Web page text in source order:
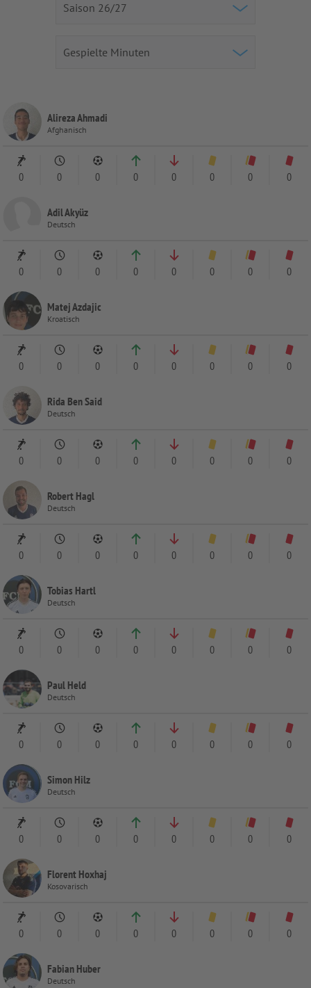
Alireza Ahmadi
Afghanisch
0 0 0 0 0 0 0 0
Adil Akyüz
Deutsch
0 0 0 0 0 0 0 0
Matej Azdajic
Kroatisch
0 0 0 0 0 0 0 0
Rida Ben Said
Deutsch
0 0 0 0 0 0 0 0
Robert Hagl
Deutsch
0 0 0 0 0 0 0 0
Tobias Hartl
Deutsch
0 0 0 0 0 0 0 0
Paul Held
Deutsch
0 0 0 0 0 0 0 0
Simon Hilz
Deutsch
0 0 0 0 0 0 0 0
Florent Hoxhaj
Kosovarisch
0 0 0 0 0 0 0 0
Fabian Huber
Deutsch